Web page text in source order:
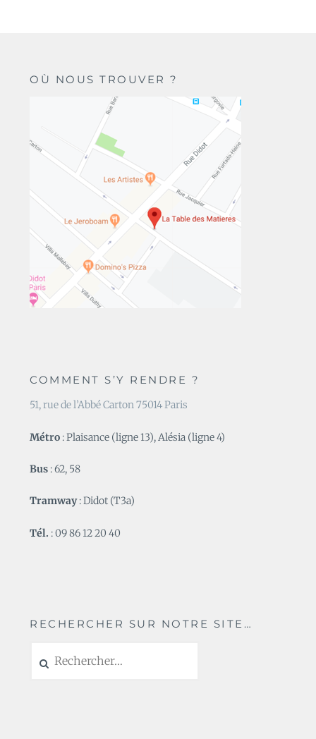
OÙ NOUS TROUVER ?
COMMENT S’Y RENDRE ?
51, rue de l’Abbé Carton 75014 Paris
Métro : Plaisance (ligne 13), Alésia (ligne 4)
Bus : 62, 58
Tramway: Didot (T3a)
Tél. : 09 86 12 20 40
RECHERCHER SUR NOTRE SITE…